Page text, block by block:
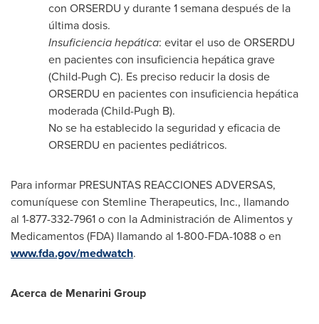
con ORSERDU y durante 1 semana después de la
última dosis.
Insuficiencia hepática: evitar el uso de ORSERDU
en pacientes con insuficiencia hepática grave
(Child-Pugh C). Es preciso reducir la dosis de
ORSERDU en pacientes con insuficiencia hepática
moderada (Child-Pugh B).
No se ha establecido la seguridad y eficacia de
ORSERDU en pacientes pediátricos.
Para informar PRESUNTAS REACCIONES ADVERSAS,
comuníquese con Stemline Therapeutics, Inc., llamando
al 1-877-332-7961 o con la Administración de Alimentos y
Medicamentos (FDA) llamando al 1-800-FDA-1088 o en
www.fda.gov/medwatch.
Acerca de Menarini Group